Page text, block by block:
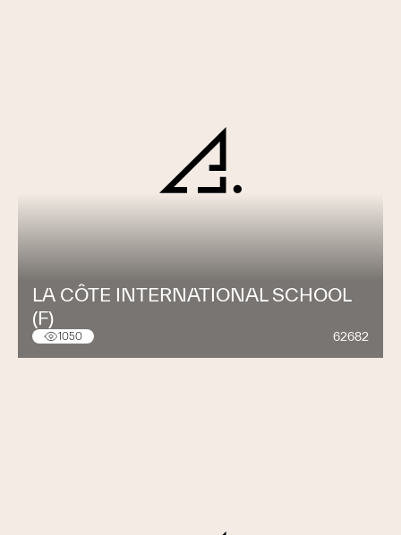
LA CÔTE INTERNATIONAL SCHOOL
(F)
1050 62682